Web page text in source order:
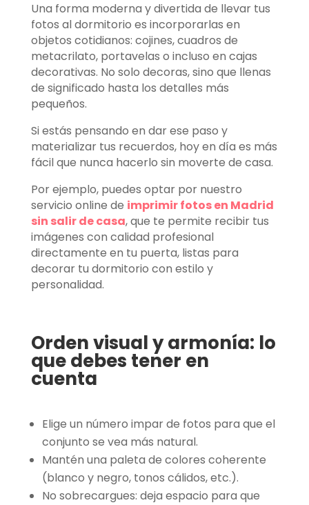
Una forma moderna y divertida de llevar tus
fotos al dormitorio es incorporarlas en
objetos cotidianos: cojines, cuadros de
metacrilato, portavelas o incluso en cajas
decorativas. No solo decoras, sino que llenas
de significado hasta los detalles más
pequeños.
Si estás pensando en dar ese paso y
materializar tus recuerdos, hoy en día es más
fácil que nunca hacerlo sin moverte de casa.
Por ejemplo, puedes optar por nuestro
servicio online de imprimir fotos en Madrid
sin salir de casa, que te permite recibir tus
imágenes con calidad profesional
directamente en tu puerta, listas para
decorar tu dormitorio con estilo y
personalidad.
Orden visual y armonía: lo
que debes tener en
cuenta
Elige un número impar de fotos para que el
conjunto se vea más natural.
Mantén una paleta de colores coherente
(blanco y negro, tonos cálidos, etc.).
No sobrecargues: deja espacio para que